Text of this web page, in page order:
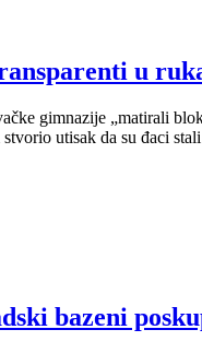
u
gimnazije „matirali
utisak da su đaci
bazeni